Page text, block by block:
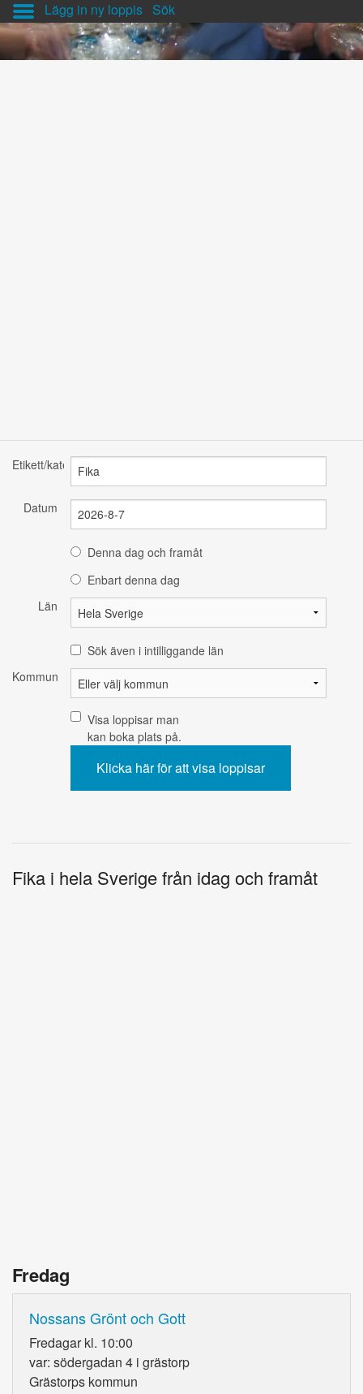
Lägg in ny loppis Sök
Etikett/kategori
Datum
Denna dag och framåt
Enbart denna dag
Län
Sök även i intilliggande län
Kommun
Visa loppisar man
kan boka plats på.
Fika i hela Sverige från idag och framåt
Fredag
Nossans Grönt och Gott
Fredagar kl. 10:00
var: södergadan 4 i grästorp
Grästorps kommun